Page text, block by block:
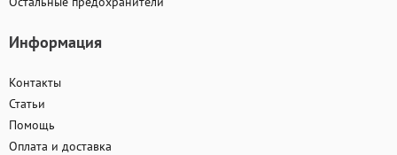
Информация
Контакты
Статьи
Помощь
Оплата и доставка